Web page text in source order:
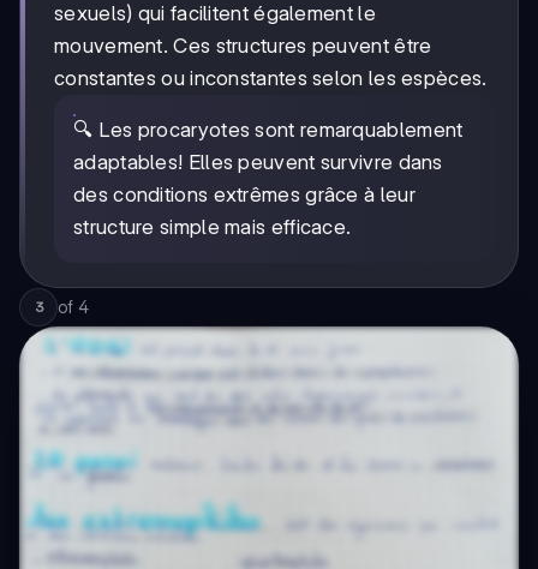
sexuels) qui facilitent également le
mouvement. Ces structures peuvent être
constantes ou inconstantes selon les espèces.
🔍 Les procaryotes sont remarquablement
adaptables! Elles peuvent survivre dans
des conditions extrêmes grâce à leur
structure simple mais efficace.
3 of 4